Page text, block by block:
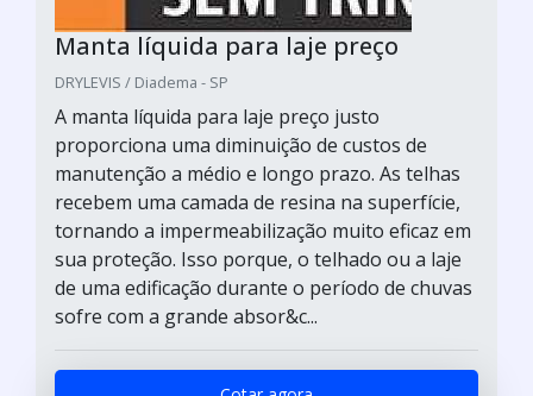
Manta líquida para laje preço
DRYLEVIS / Diadema - SP
A manta líquida para laje preço justo
proporciona uma diminuição de custos de
manutenção a médio e longo prazo. As telhas
recebem uma camada de resina na superfície,
tornando a impermeabilização muito eficaz em
sua proteção. Isso porque, o telhado ou a laje
de uma edificação durante o período de chuvas
sofre com a grande absor&c...